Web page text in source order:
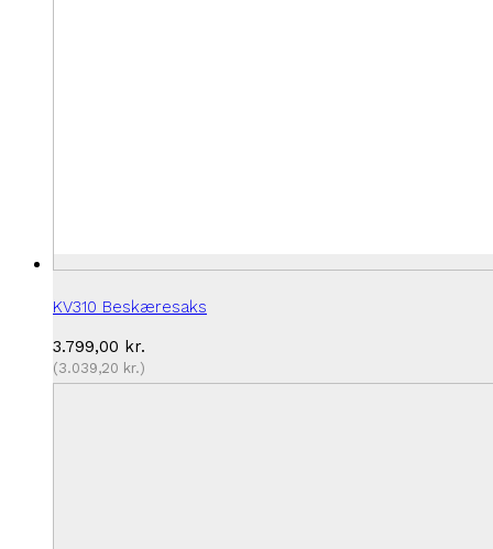
KV310 Beskæresaks
3.799,00 kr.
(3.039,20 kr.)